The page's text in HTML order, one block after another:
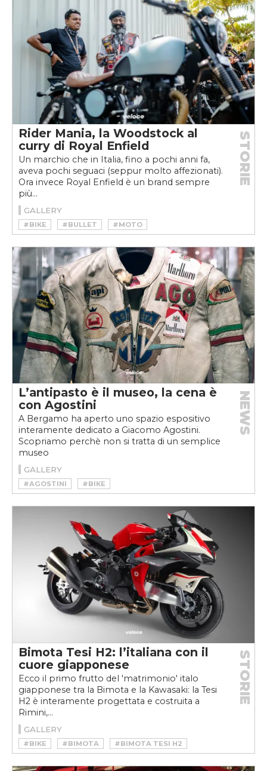
Rider Mania, la Woodstock al
curry di Royal Enfield
Un marchio che in Italia, fino a pochi anni fa,
aveva pochi seguaci (seppur molto affezionati).
Ora invece Royal Enfield è un brand sempre
più...
STORIE
GALLERY
#BIKE #BULLET
#MOTO
#RIDER MANIA
#ROYAL ENFIELD
L’antipasto è il museo, la cena è
con Agostini
A Bergamo ha aperto uno spazio espositivo
interamente dedicato a Giacomo Agostini.
Scopriamo perchè non si tratta di un semplice
museo
NEWS
GALLERY
#AGOSTINI
#BIKE
#CAMPIONE DEL MONDO
#MOTO
#MV AGUSTA
#RACING
#RECORD
#TOURIST TROPHY
Bimota Tesi H2: l’italiana con il
cuore giapponese
Ecco il primo frutto del 'matrimonio' italo
giapponese tra la Bimota e la Kawasaki: la Tesi
H2 è interamente progettata e costruita a
Rimini,...
STORIE
GALLERY
#BIKE #BIMOTA
#BIMOTA TESI H2
#KAWASAKI
#MOTO